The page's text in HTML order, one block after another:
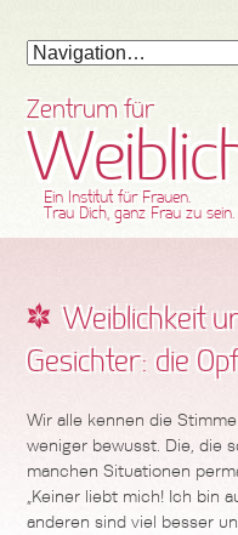
Zentrum für
Ein Institut für Frauen.
Trau Dich, ganz Frau zu sein.
Weiblichkeit
Gesichter: die
Wir alle kennen die
weniger bewusst. Die, die
manchen Situationen
„Keiner liebt mich! Ich bin
anderen sind viel besser